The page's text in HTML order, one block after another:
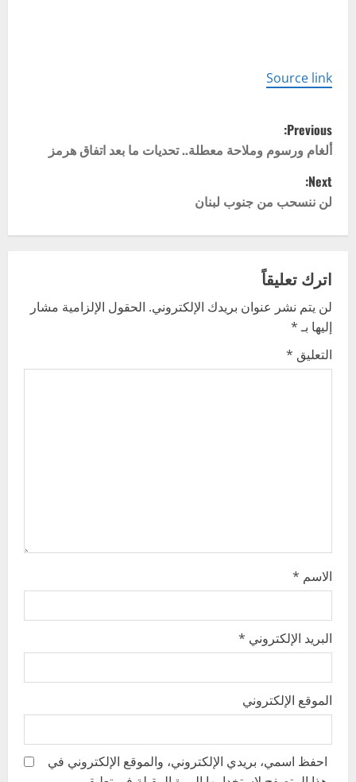
Source link
P
o
s
a
v
i
n
Previous:
ألغام ورسوم وملاحة معطلة.. تحديات ما بعد اتفاق هرمز
Next:
لن ننسحب من جنوب لبنان
اترك تعليقاً
لن يتم نشر عنوان بريدك الإلكتروني. الحقول الإلزامية مشار
إليها بـ*
التعليق *
الاسم *
البريد الإلكتروني *
الموقع الإلكتروني
احفظ اسمي، بريدي الإلكتروني، والموقع الإلكتروني في